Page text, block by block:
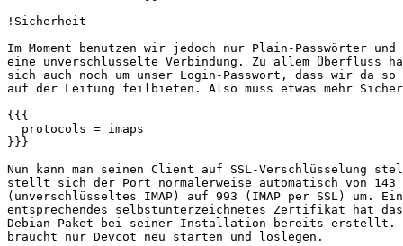
!Sicherheit
Im Moment benutzen wir jedoch nur Plain-Passwörter und
eine unverschlüsselte Verbindung. Zu allem Überfluss
sich auch noch um unser Login-Passwort, dass wir da
auf der Leitung feilbieten. Also muss etwas mehr
{{{
  protocols = imaps
}}}
Nun kann man seinen Client auf SSL-Verschlüsselung
stellt sich der Port normalerweise automatisch von 143
(unverschlüsseltes IMAP) auf 993 (IMAP per SSL) um. Ein
entsprechendes selbstunterzeichnetes Zertifikat hat das
Debian-Paket bei seiner Installation bereits erstellt.
braucht nur Devcot neu starten und loslegen.